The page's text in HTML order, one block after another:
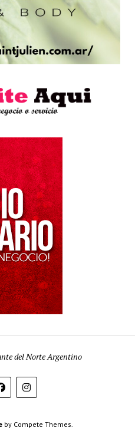
del Norte Argentino
by Compete Themes.